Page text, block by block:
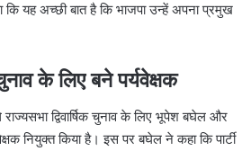
यह अच्छी बात है कि भाजपा उन्हें अपना प्रमुख
के लिए बने पर्यवेक्षक
द्विवार्षिक चुनाव के लिए भूपेश बघेल और
नियुक्त किया है। इस पर बघेल ने कहा कि पार्टी